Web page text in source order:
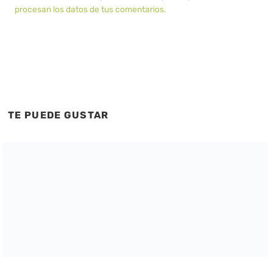
procesan los datos de tus comentarios.
TE PUEDE GUSTAR